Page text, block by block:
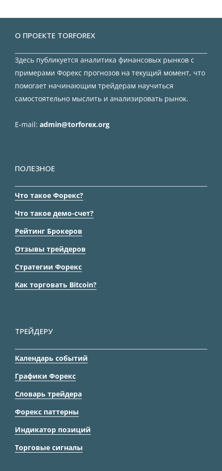
О ПРОЕКТЕ TORFOREX
Здесь публикуется аналитика финансовых рынков с
примерами Форекс прогнозов на текущий момент, что
помогает начинающим трейдерам научиться
самостоятельно мыслить и анализировать рынок.
E-mail: admin@torforex.org
ПОЛЕЗНОЕ
Что такое Форекс?
Что такое демо-счет?
Рейтинг Брокеров
Отзывы трейдеров
Стратегии Форекс
Как торговать Bitcoin?
ТРЕЙДЕРУ
Календарь событий
Графики Форекс
Словарь трейдера
Форекс паттерны
Индикатор позиций
Торговые сигналы